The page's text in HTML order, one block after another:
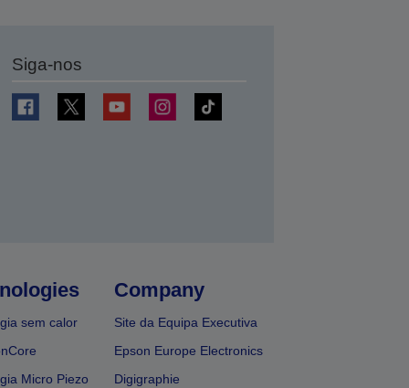
Siga-nos
sem calor
Micro Piezo
Company
Site da Equipa Executiva
Epson Europe Electronics
Digigraphie